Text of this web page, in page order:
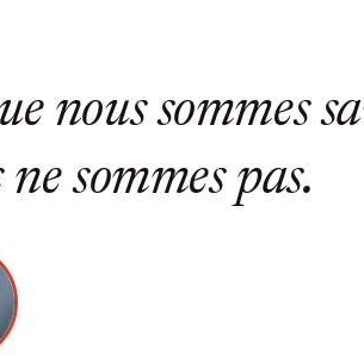
nous sommes
sommes pas.